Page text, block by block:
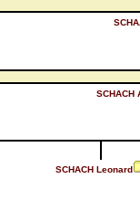
SCHACH
SCHACH Leonard